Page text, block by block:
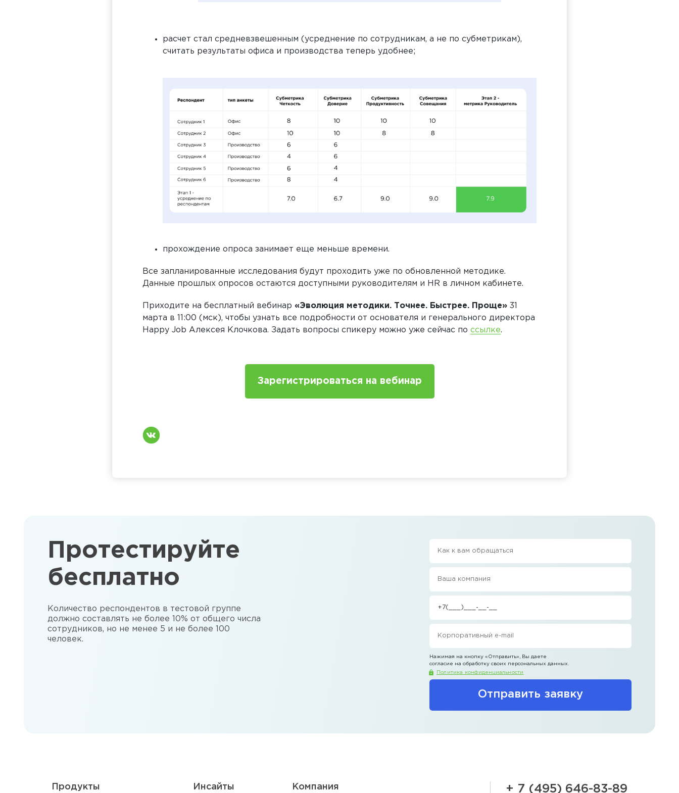
расчет стал средневзвешенным (усреднение по сотрудникам, а не по субметрикам),
считать результаты офиса и производства теперь удобнее;
прохождение опроса занимает еще меньше времени.
Все запланированные исследования будут проходить уже по обновленной методике.
Данные прошлых опросов остаются доступными руководителям и HR в личном кабинете.
Приходите на бесплатный вебинар «Эволюция методики. Точнее. Быстрее. Проще» 31
марта в 11:00 (мск), чтобы узнать все подробности от основателя и генерального директора
Happy Job Алексея Клочкова. Задать вопросы спикеру можно уже сейчас по ссылке.
Зарегистрироваться на вебинар
Протестируйте
бесплатно
Количество респондентов в тестовой группе
должно составлять не более 10% от общего числа
сотрудников, но не менее 5 и не более 100
человек.
Отправить заявку
Нажимая на кнопку «Отправить» , Вы даете
согласие на обработку своих персональных данных.
Политика конфиденциальности
Продукты Инсайты Компания + 7 (495) 646-83-89